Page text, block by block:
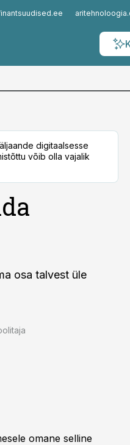
digitaalsesse
võib olla vajalik
osa talvest üle
omane selline